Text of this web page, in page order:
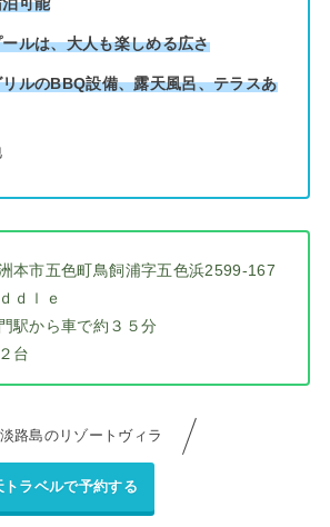
ルは、大人も楽しめる広さ
ルのBBQ設備、露天風呂、テラスあ
洲本市五色町鳥飼浦字五色浜2599-167
ｄｌｅ
駅から車で約３５分
台
淡路島のリゾートヴィラ
トラベルで予約する